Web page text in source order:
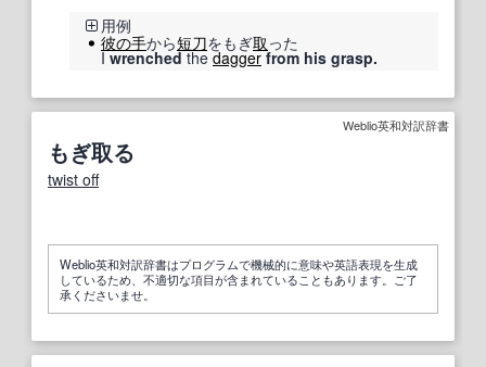
用例
彼の手から短刀をもぎ取 った
Iwrenchedthedagger from his grasp.
Weblio英和対訳辞書
もぎ取る
twist off
Weblio英和対訳辞書はプログラムで機械的に意味や英語表現を生成
しているため、不適切な項目が含まれていることもあります。ご了
承くださいませ。